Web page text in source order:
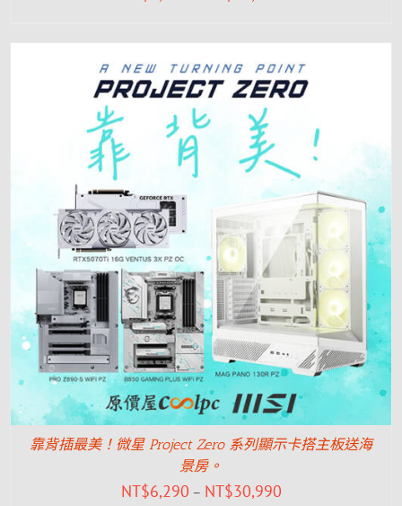
靠背插最美！微星 Project Zero 系列顯示卡搭主板送海
景房。
NT$6,290 – NT$30,990